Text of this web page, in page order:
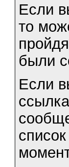
Если
то
были
Если